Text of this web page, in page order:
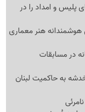
پلیس و امداد را در
هوشمندانه هنر معماری
در مسابقات
به حاکمیت لبنان